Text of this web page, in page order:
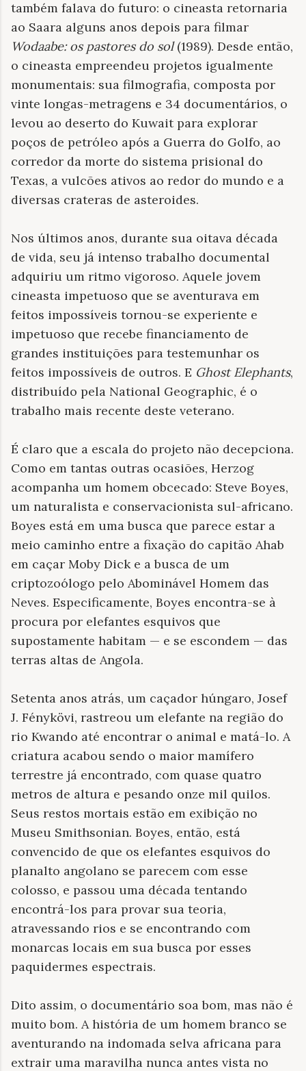
também falava do futuro: o cineasta retornaria
ao Saara alguns anos depois para filmar
Wodaabe: os pastores do sol(1989). Desde então,
o cineasta empreendeu projetos igualmente
monumentais: sua filmografia, composta por
vinte longas-metragens e 34 documentários, o
levou ao deserto do Kuwait para explorar
poços de petróleo após a Guerra do Golfo, ao
corredor da morte do sistema prisional do
Texas, a vulcões ativos ao redor do mundo e a
diversas crateras de asteroides.
Nos últimos anos, durante sua oitava década
de vida, seu já intenso trabalho documental
adquiriu um ritmo vigoroso. Aquele jovem
cineasta impetuoso que se aventurava em
feitos impossíveis tornou-se experiente e
impetuoso que recebe financiamento de
grandes instituições para testemunhar os
feitos impossíveis de outros. E Ghost Elephants,
distribuído pela National Geographic, é o
trabalho mais recente deste veterano.
É claro que a escala do projeto não decepciona.
Como em tantas outras ocasiões, Herzog
acompanha um homem obcecado: Steve Boyes,
um naturalista e conservacionista sul-africano.
Boyes está em uma busca que parece estar a
meio caminho entre a fixação do capitão Ahab
em caçar Moby Dick e a busca de um
criptozoólogo pelo Abominável Homem das
Neves. Especificamente, Boyes encontra-se à
procura por elefantes esquivos que
supostamente habitam — e se escondem — das
terras altas de Angola.
Setenta anos atrás, um caçador húngaro, Josef
J. Fénykövi, rastreou um elefante na região do
rio Kwando até encontrar o animal e matá-lo. A
criatura acabou sendo o maior mamífero
terrestre já encontrado, com quase quatro
metros de altura e pesando onze mil quilos.
Seus restos mortais estão em exibição no
Museu Smithsonian. Boyes, então, está
convencido de que os elefantes esquivos do
planalto angolano se parecem com esse
colosso, e passou uma década tentando
encontrá-los para provar sua teoria,
atravessando rios e se encontrando com
monarcas locais em sua busca por esses
paquidermes espectrais.
Dito assim, o documentário soa bom, mas não é
muito bom. A história de um homem branco se
aventurando na indomada selva africana para
extrair uma maravilha nunca antes vista no